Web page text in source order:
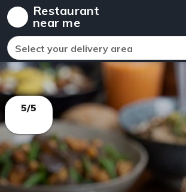
Restaurant
near me
Select your delivery area
5/5